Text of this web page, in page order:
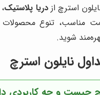
استرچ ازدریا پلاستیک
مناسب، تنوع
شوید.
نایلون استرچ